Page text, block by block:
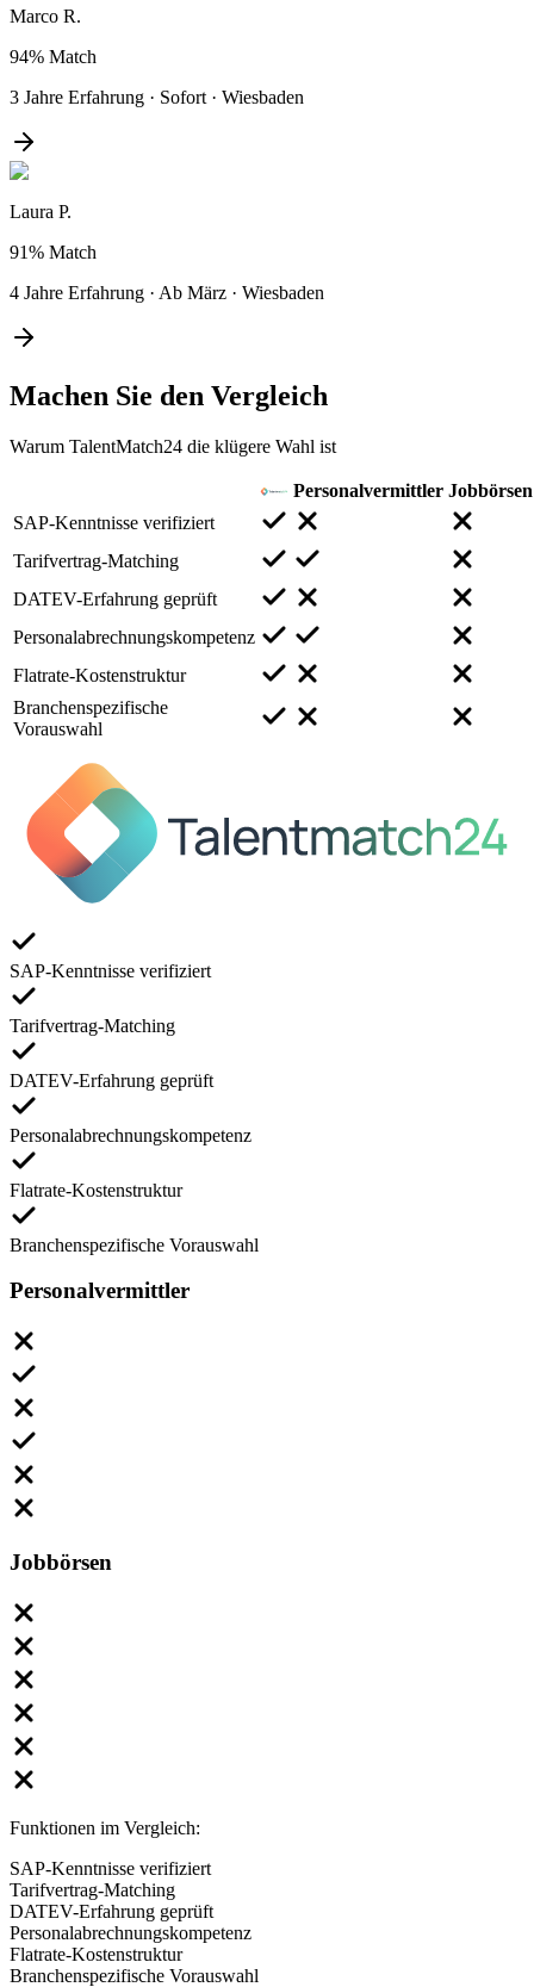
Marco R.
94% Match
3 Jahre Erfahrung · Sofort · Wiesbaden
Laura P.
91% Match
4 Jahre Erfahrung · Ab März · Wiesbaden
Machen Sie den Vergleich
Warum TalentMatch24 die klügere Wahl ist
Personalvermittler Jobbörsen
SAP-Kenntnisse verifiziert
Tarifvertrag-Matching
DATEV-Erfahrung geprüft
Personalabrechnungskompetenz
Flatrate-Kostenstruktur
Branchenspezifische
Vorauswahl
SAP-Kenntnisse verifiziert
Tarifvertrag-Matching
DATEV-Erfahrung geprüft
Personalabrechnungskompetenz
Flatrate-Kostenstruktur
Branchenspezifische Vorauswahl
Personalvermittler
Jobbörsen
Funktionen im Vergleich:
SAP-Kenntnisse verifiziert
Tarifvertrag-Matching
DATEV-Erfahrung geprüft
Personalabrechnungskompetenz
Flatrate-Kostenstruktur
Branchenspezifische Vorauswahl